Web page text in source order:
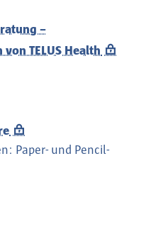
–
TELUS Health
Paper- und Pencil-